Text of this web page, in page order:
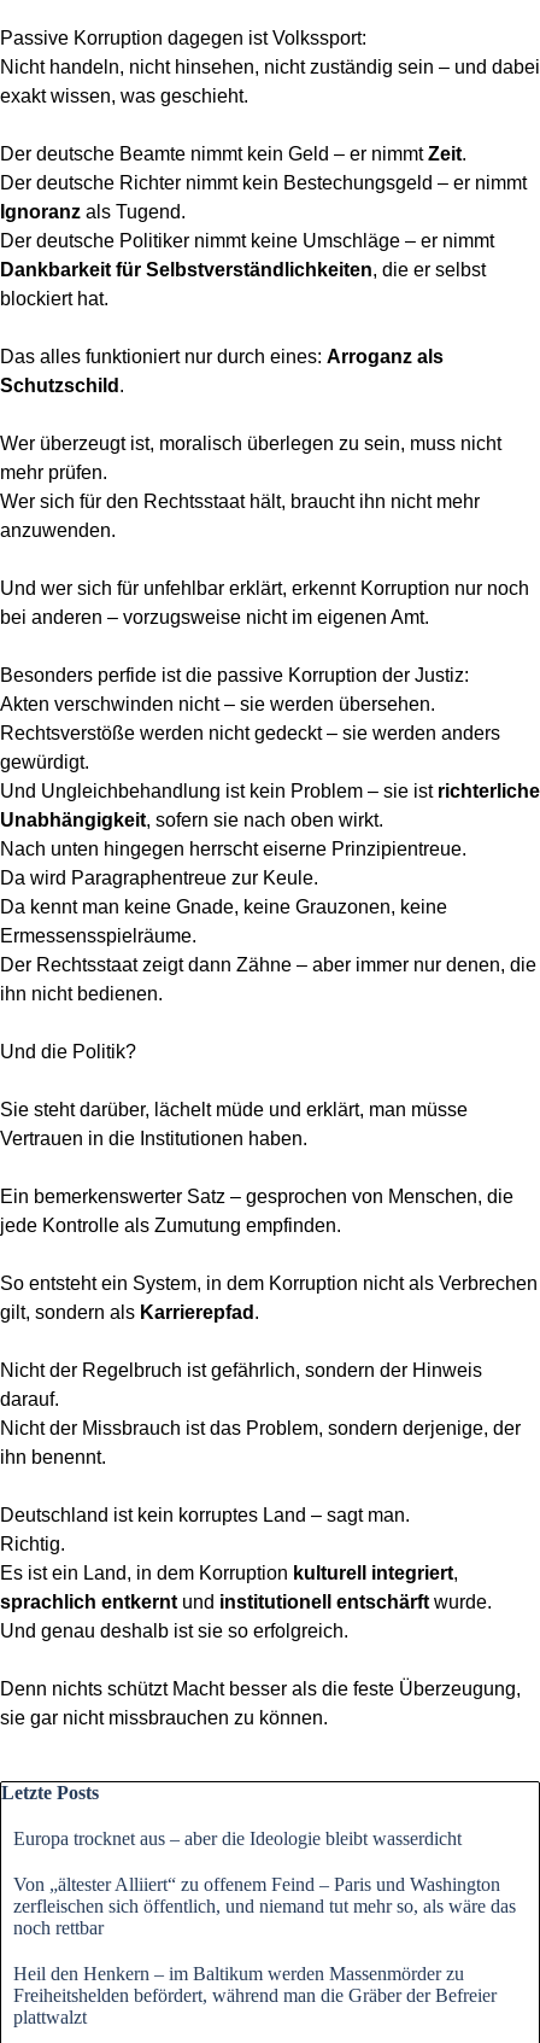
Passive Korruption dagegen ist Volkssport:
Nicht handeln, nicht hinsehen, nicht zuständig sein – und dabei
exakt wissen, was geschieht.
Der deutsche Beamte nimmt kein Geld – er nimmtZeit.
Der deutsche Richter nimmt kein Bestechungsgeld – er nimmt
Ignoranz als Tugend.
Der deutsche Politiker nimmt keine Umschläge – er nimmt
Dankbarkeit für Selbstverständlichkeiten, die er selbst
blockiert hat.
Das alles funktioniert nur durch eines: Arroganz als
Schutzschild .
Wer überzeugt ist, moralisch überlegen zu sein, muss nicht
mehr prüfen.
Wer sich für den Rechtsstaat hält, braucht ihn nicht mehr
anzuwenden.
Und wer sich für unfehlbar erklärt, erkennt Korruption nur noch
bei anderen – vorzugsweise nicht im eigenen Amt.
Besonders perfide ist die passive Korruption der Justiz:
Akten verschwinden nicht – sie werden übersehen.
Rechtsverstöße werden nicht gedeckt – sie werden anders
gewürdigt.
Und Ungleichbehandlung ist kein Problem – sie ist richterliche
Unabhängigkeit, sofern sie nach oben wirkt.
Nach unten hingegen herrscht eiserne Prinzipientreue.
Da wird Paragraphentreue zur Keule.
Da kennt man keine Gnade, keine Grauzonen, keine
Ermessensspielräume.
Der Rechtsstaat zeigt dann Zähne – aber immer nur denen, die
ihn nicht bedienen.
Und die Politik?
Sie steht darüber, lächelt müde und erklärt, man müsse
Vertrauen in die Institutionen haben.
Ein bemerkenswerter Satz – gesprochen von Menschen, die
jede Kontrolle als Zumutung empfinden.
So entsteht ein System, in dem Korruption nicht als Verbrechen
gilt, sondern als Karrierepfad .
Nicht der Regelbruch ist gefährlich, sondern der Hinweis
darauf.
Nicht der Missbrauch ist das Problem, sondern derjenige, der
ihn benennt.
Deutschland ist kein korruptes Land – sagt man.
Richtig.
Es ist ein Land, in dem Korruption kulturell integriert,
sprachlich entkernt und institutionell entschärft wurde.
Und genau deshalb ist sie so erfolgreich.
Denn nichts schützt Macht besser als die feste Überzeugung,
sie gar nicht missbrauchen zu können.
Block überspringen Letzte Posts
Letzte Posts
Europa trocknet aus – aber die Ideologie bleibt wasserdicht
Von „ältester Alliiert“ zu offenem Feind – Paris und Washington
zerfleischen sich öffentlich, und niemand tut mehr so, als wäre das
noch rettbar
Heil den Henkern – im Baltikum werden Massenmörder zu
Freiheitshelden befördert, während man die Gräber der Befreier
plattwalzt